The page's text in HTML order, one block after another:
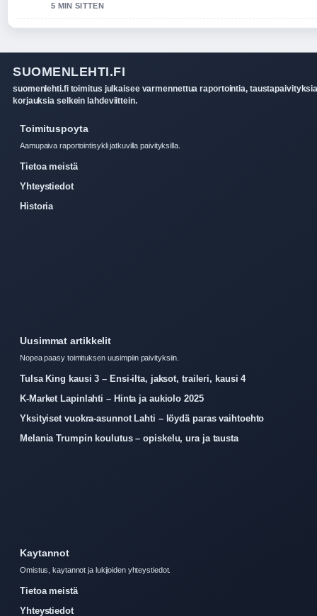
5 MIN SITTEN
SUOMENLEHTI.FI
suomenlehti.fi toimitus julkaisee varmennettua raportointia,
korjauksia selkein lahdeviittein.
Toimituspoyta
Aamupaiva raportointisykli jatkuvilla paivityksilla.
Tietoa meistä
Yhteystiedot
Historia
Uusimmat artikkelit
Nopea paasy toimituksen uusimpiin paivityksiin.
Tulsa King kausi 3 – Ensi-ilta, jaksot, traileri, kausi 4
K-Market Lapinlahti – Hinta ja aukiolo 2025
Yksityiset vuokra-asunnot Lahti – löydä paras vaihtoehto
Melania Trumpin koulutus – opiskelu, ura ja tausta
Kaytannot
Omistus, kaytannot ja lukijoiden yhteystiedot.
Tietoa meistä
Yhteystiedot